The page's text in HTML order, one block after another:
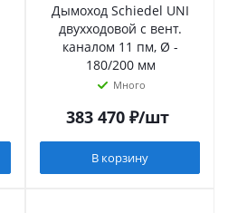
Дымоход Schiedel UNI
двухходовой с вент.
каналом 11 пм, Ø -
180/200 мм
Много
383 470₽/шт
В корзину